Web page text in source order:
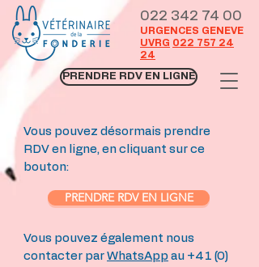
022 342 74 00
URGENCES GENEVE
UVRG 022 757 24
24
PRENDRE RDV EN LIGNE
PRENDRE RDV EN LIGNE
Vous pouvez désormais prendre
RDV en ligne, en cliquant sur ce
bouton:
Vous pouvez également nous
contacter par WhatsApp au +41 (0)